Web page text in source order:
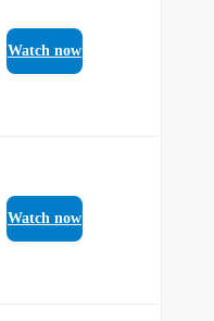
Watch now
Watch now